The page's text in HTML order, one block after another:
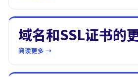
域名和SSL证书的
阅读更多 →